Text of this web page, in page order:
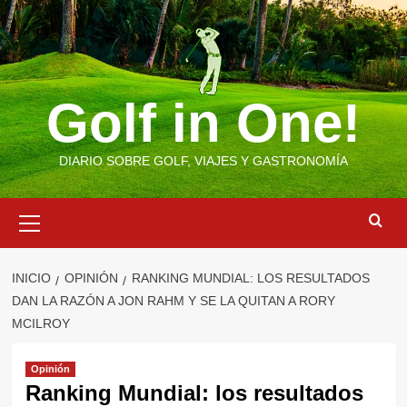
Saltar
al
contenido
Golf in One!
DIARIO SOBRE GOLF, VIAJES Y GASTRONOMÍA
primario
INICIO OPINIÓN
RANKING MUNDIAL: LOS RESULTADOS
DAN LA RAZÓN A JON RAHM Y SE LA QUITAN A RORY
MCILROY
Opinión
Ranking Mundial: los resultados